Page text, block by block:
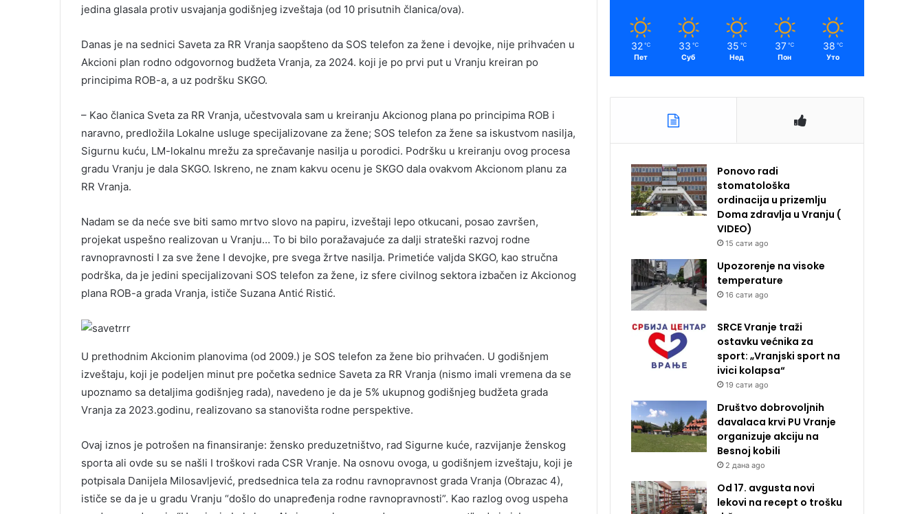
jedina glasala protiv usvajanja godišnjeg izveštaja (od 10 prisutnih članica/ova).
Danas je na sednici Saveta za RR Vranja saopšteno da SOS telefon za žene i devojke, nije prihvaćen u
Akcioni plan rodno odgovornog budžeta Vranja, za 2024. koji je po prvi put u Vranju kreiran po
principima ROB-a, a uz podršku SKGO.
– Kao članica Sveta za RR Vranja, učestvovala sam u kreiranju Akcionog plana po principima ROB i
naravno, predložila Lokalne usluge specijalizovane za žene; SOS telefon za žene sa iskustvom nasilja,
Sigurnu kuću, LM-lokalnu mrežu za sprečavanje nasilja u porodici. Podršku u kreiranju ovog procesa
gradu Vranju je dala SKGO. Iskreno, ne znam kakvu ocenu je SKGO dala ovakvom Akcionom planu za
RR Vranja.
Nadam se da neće sve biti samo mrtvo slovo na papiru, izveštaji lepo otkucani, posao završen,
projekat uspešno realizovan u Vranju… To bi bilo poražavajuće za dalji strateški razvoj rodne
ravnopravnosti I za sve žene I devojke, pre svega žrtve nasilja. Primetiće valjda SKGO, kao stručna
podrška, da je jedini specijalizovani SOS telefon za žene, iz sfere civilnog sektora izbačen iz Akcionog
plana ROB-a grada Vranja, ističe Suzana Antić Ristić.
U prethodnim Akcionim planovima (od 2009.) je SOS telefon za žene bio prihvaćen. U godišnjem
izveštaju, koji je podeljen minut pre početka sednice Saveta za RR Vranja (nismo imali vremena da se
upoznamo sa detaljima godišnjeg rada), navedeno je da je 5% ukupnog godišnjeg budžeta grada
Vranja za 2023.godinu, realizovano sa stanovišta rodne perspektive.
Ovaj iznos je potrošen na finansiranje: žensko preduzetništvo, rad Sigurne kuće, razvijanje ženskog
sporta ali ovde su se našli I troškovi rada CSR Vranje. Na osnovu ovoga, u godišnjem izveštaju, koji je
potpisala Danijela Milosavljević, predsednica tela za rodnu ravnopravnost grada Vranja (Obrazac 4),
ističe se da je u gradu Vranju “došlo do unapređenja rodne ravnopravnosti”. Kao razlog ovog uspeha
32 ℃
Пет
33 ℃
Суб
35 ℃
Нед
37 ℃
Пон
38 ℃
Уто
Ponovo radi
stomatološka
ordinacija u prizemlju
Doma zdravlja u Vranju (
VIDEO)
15 сати ago
Upozorenje na visoke
temperature
16 сати ago
SRCE Vranje traži
ostavku većnika za
sport: „Vranjski sport na
ivici kolapsa“
19 сати ago
Društvo dobrovoljnih
davalaca krvi PU Vranje
organizuje akciju na
Besnoj kobili
2 дана ago
Od 17. avgusta novi
lekovi na recept o trošku